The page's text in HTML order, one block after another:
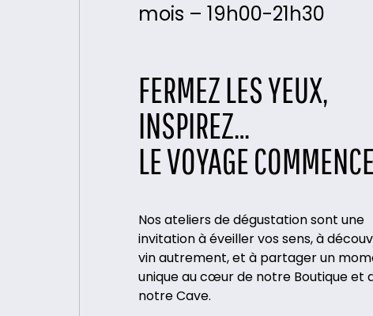
mois – 19h00-21h30
FERMEZ LES YEUX,
INSPIREZ…
LE VOYAGE
Nos ateliers de dégustation sont une
invitation à éveiller vos sens, à
vin autrement, et à partager un
unique au cœur de notre Boutique et
notre Cave.